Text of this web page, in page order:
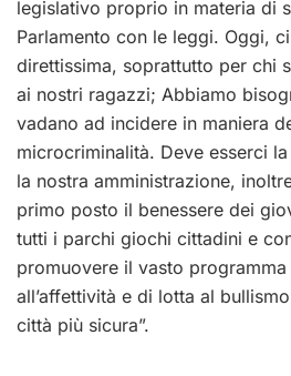
legislativo proprio in materia di
Parlamento con le leggi. Oggi,
direttissima, soprattutto per chi
ai nostri ragazzi; Abbiamo
vadano ad incidere in maniera
microcriminalità. Deve esserci
la nostra amministrazione,
primo posto il benessere dei
tutti i parchi giochi cittadini e
promuovere il vasto
all’affettività e di lotta al
città più sicura”.